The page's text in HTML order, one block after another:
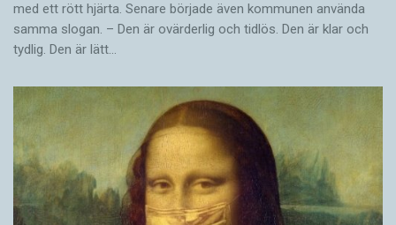
med ett rött hjärta. Senare började även kommunen använda
samma slogan. – Den är ovärderlig och tidlös. Den är klar och
tydlig. Den är lätt…